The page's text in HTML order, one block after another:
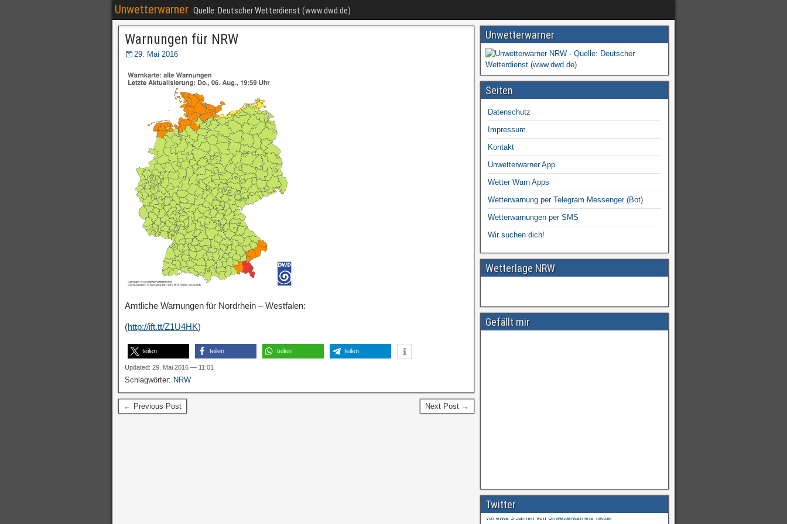
Unwetterwarner Quelle: Deutscher Wetterdienst (www.dwd.de)
Warnungen für NRW
29. Mai 2016
Amtliche Warnungen für Nordrhein – Westfalen:
(http://ift.tt/Z1U4HK)
teilen teilen teilen teilen
Updated: 29. Mai 2016 — 11:01
Schlagwörter: NRW
← Previous Post Next Post →
Unwetterwarner
Seiten
Datenschutz
Impressum
Kontakt
Unwetterwarner App
Wetter Warn Apps
Wetterwarnung per Telegram Messenger (Bot)
Wetterwarnungen per SMS
Wir suchen dich!
Wetterlage NRW
Gefällt mir
Twitter
ift.tt/wdhtnmI pic.twitter.com/cmFX…
Vor etwa 3 Jahren